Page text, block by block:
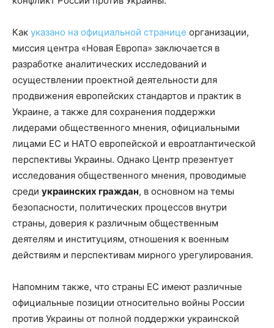
Как указано на официальной странице организации,
миссия центра «Новая Европа» заключается в
разработке аналитических исследований и
осуществлении проектной деятельности для
продвижения европейских стандартов и практик в
Украине, а также для сохранения поддержки
лидерами общественного мнения, официальными
лицами ЕС и НАТО европейской и евроатлантической
перспективы Украины. Однако Центр презентует
исследования общественного мнения, проводимые
среди украинских граждан, в основном на темы
безопасности, политических процессов внутри
страны, доверия к различным общественным
деятелям и институциям, отношения к военным
действиям и перспективам мирного урегулирования.
Напомним также, что страны ЕС имеют различные
официальные позиции относительно войны России
против Украины от полной поддержки украинской